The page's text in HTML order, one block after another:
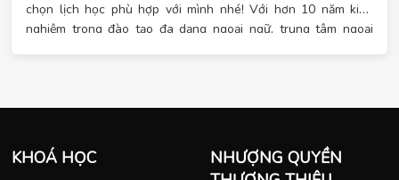
chọn lịch học phù hợp với mình nhé! Với hơn 10 năm kinh
nghiệm trong đào tạo đa dạng ngoại ngữ, trung tâm ngoại
văn phòng cho mọi trình độ, lịch học linh hoạt. Đặc biệt, khi
đãi. Khi đăng ký sớm, đăng ký theo nhóm hay đăng ký nhiều
khóa học liên tiếp, bạn sẽ nhận được nhiều quà tặng may
KHOÁ HỌC
NHƯỢNG QUYỀN